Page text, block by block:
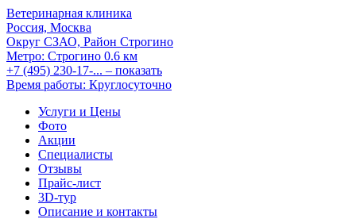
Ветеринарная клиника
Россия, Москва
Округ СЗАО, Район Строгино
Метро: Строгино 0.6 км
+7 (495) 230-17-... – показать
Время работы: Круглосуточно
Услуги и Цены
Фото
Акции
Специалисты
Отзывы
Прайс-лист
3D-тур
Описание и контакты